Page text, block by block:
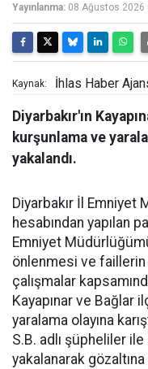
Yayınlanma: 08 Ağustos 2026
Kaynak: İhlas Haber
Diyarbakır'ın
kurşunlama ve
yakalandı.
Diyarbakır İl
hesabından yapılan
Emniyet
önlenmesi ve faillerin
çalışmalar
Kayapınar ve Bağlar
yaralama olayına
S.B. adlı şüpheliler
yakalanarak gözaltına